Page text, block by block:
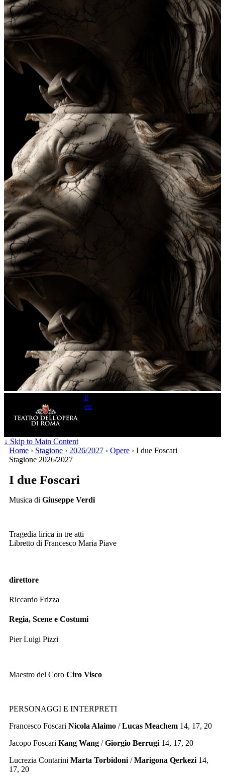
it
en
Search
↓ Skip to Main Content
Home › Stagione › 2026/2027 › Opere › I due Foscari
Stagione 2026/2027
I due Foscari
Musica di Giuseppe Verdi
Tragedia lirica in tre atti
Libretto di Francesco Maria Piave
direttore
Riccardo Frizza
Regia, Scene e Costumi
Pier Luigi Pizzi
Maestro del Coro Ciro Visco
PERSONAGGI E INTERPRETI
Francesco Foscari Nicola Alaimo /Lucas Meachem 14, 17, 20
Jacopo Foscari Kang Wang /Giorgio Berrugi 14, 17, 20
Lucrezia Contarini Marta Torbidoni /Marigona Qerkezi 14,
17, 20